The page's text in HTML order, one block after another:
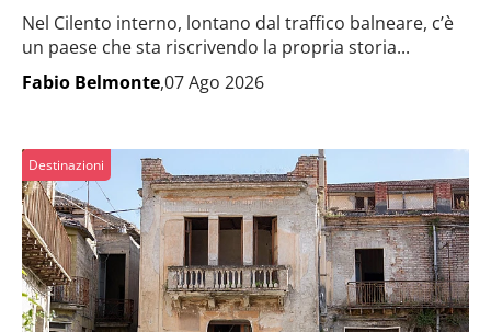
Nel Cilento interno, lontano dal traffico balneare, c’è
un paese che sta riscrivendo la propria storia...
Fabio Belmonte,07 Ago 2026
Destinazioni